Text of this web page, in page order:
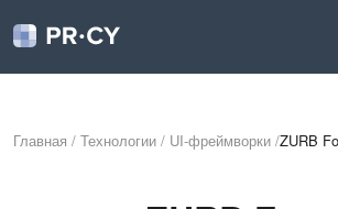
Главная / Технологии / UI-фреймворки /ZURB